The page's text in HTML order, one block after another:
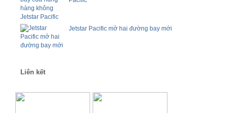
Jetstar Pacific mở hai đường bay mới
Liên kết